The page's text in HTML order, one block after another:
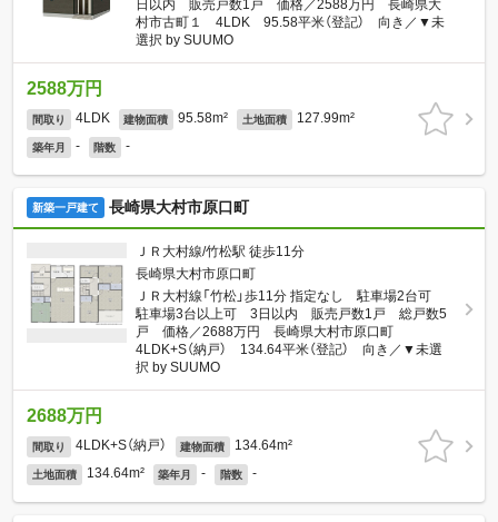
日以内 販売戸数1戸 価格／2588万円 長崎県大
村市古町１ 4LDK 95.58平米（登記） 向き／▼未
選択 by SUUMO
2588万円
間取り 4LDK 建物面積 95.58m² 土地面積 127.99m²
築年月 - 階数 -
新築一戸建て 長崎県大村市原口町
ＪＲ大村線/竹松駅 徒歩11分
長崎県大村市原口町
ＪＲ大村線「竹松」歩11分 指定なし 駐車場2台可
駐車場3台以上可 3日以内 販売戸数1戸 総戸数5
戸 価格／2688万円 長崎県大村市原口町
4LDK+S（納戸） 134.64平米（登記） 向き／▼未選
択 by SUUMO
2688万円
間取り 4LDK+S（納戸） 建物面積 134.64m²
土地面積 134.64m² 築年月 - 階数 -